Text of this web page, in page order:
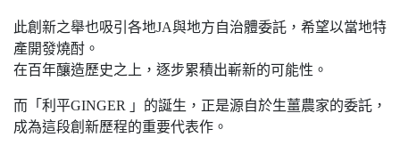
此創新之舉也吸引各地JA與地方自治體委託，希望以當地特
產開發燒酎。
在百年釀造歷史之上，逐步累積出嶄新的可能性。
而「利平GINGER 」的誕生，正是源自於生薑農家的委託，
成為這段創新歷程的重要代表作。